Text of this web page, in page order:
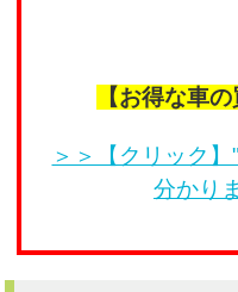
【お得な車
＞＞【クリック
分かり